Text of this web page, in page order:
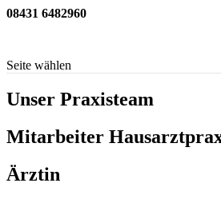
08431 6482960
Seite wählen
Unser Praxisteam
Mitarbeiter
Ärztin